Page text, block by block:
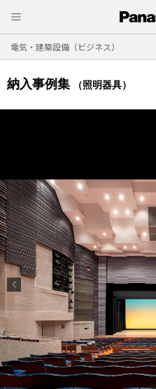
電気・建築設備（ビジネス）
納入事例集 （照明器具）